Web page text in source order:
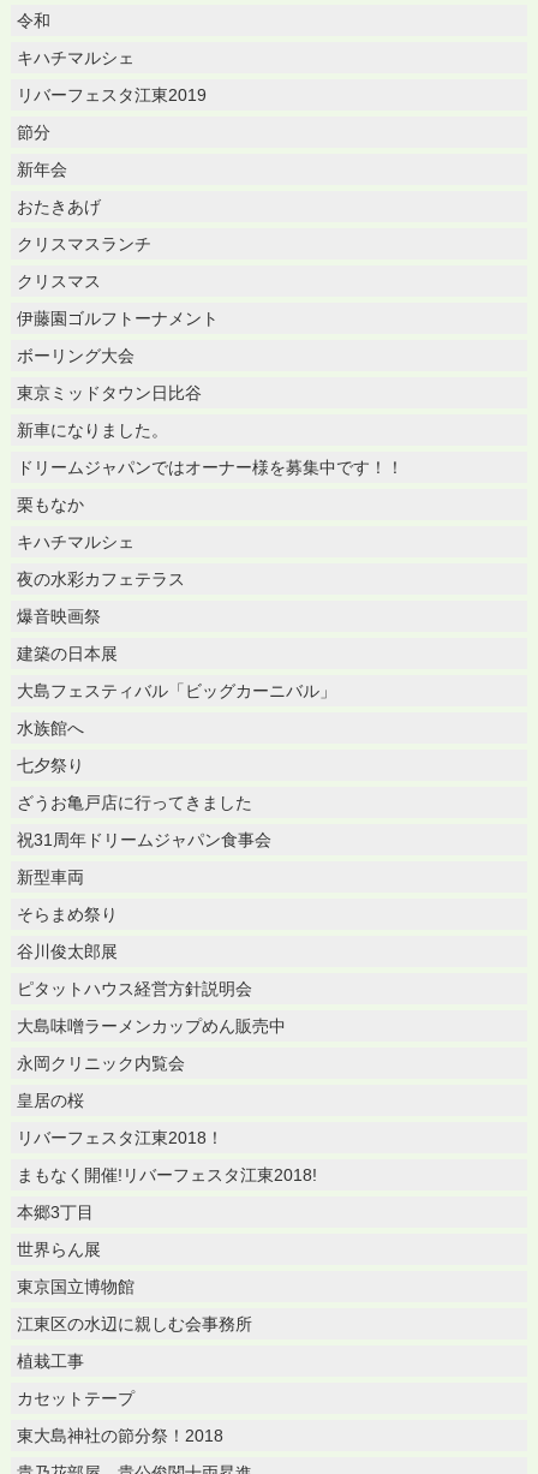
令和
キハチマルシェ
リバーフェスタ江東2019
節分
新年会
おたきあげ
クリスマスランチ
クリスマス
伊藤園ゴルフトーナメント
ボーリング大会
東京ミッドタウン日比谷
新車になりました。
ドリームジャパンではオーナー様を募集中です！！
栗もなか
キハチマルシェ
夜の水彩カフェテラス
爆音映画祭
建築の日本展
大島フェスティバル「ビッグカーニバル」
水族館へ
七夕祭り
ざうお亀戸店に行ってきました
祝31周年ドリームジャパン食事会
新型車両
そらまめ祭り
谷川俊太郎展
ピタットハウス経営方針説明会
大島味噌ラーメンカップめん販売中
永岡クリニック内覧会
皇居の桜
リバーフェスタ江東2018！
まもなく開催!リバーフェスタ江東2018!
本郷3丁目
世界らん展
東京国立博物館
江東区の水辺に親しむ会事務所
植栽工事
カセットテープ
東大島神社の節分祭！2018